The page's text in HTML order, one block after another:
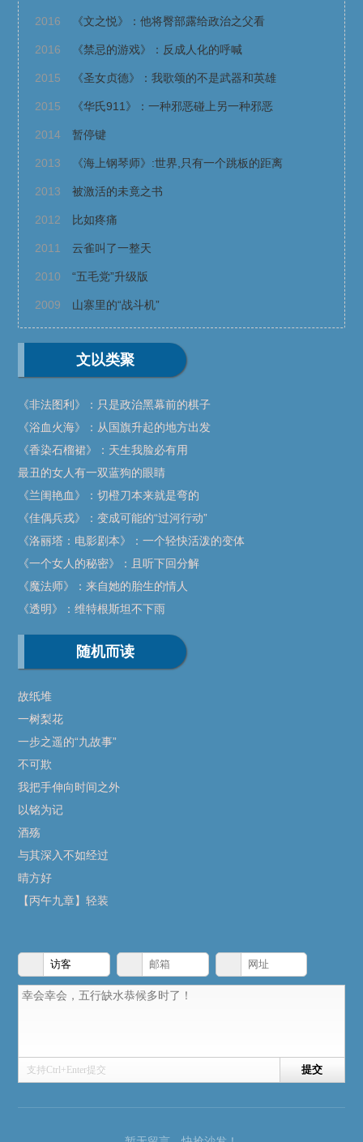
2016 《文之悦》：他将臀部露给政治之父看
2016 《禁忌的游戏》：反成人化的呼喊
2015 《圣女贞德》：我歌颂的不是武器和英雄
2015 《华氏911》：一种邪恶碰上另一种邪恶
2014 暂停键
2013 《海上钢琴师》:世界,只有一个跳板的距离
2013 被激活的未竟之书
2012 比如疼痛
2011 云雀叫了一整天
2010 “五毛党”升级版
2009 山寨里的“战斗机”
文以类聚
《非法图利》：只是政治黑幕前的棋子
《浴血火海》：从国旗升起的地方出发
《香染石榴裙》：天生我脸必有用
最丑的女人有一双蓝狗的眼睛
《兰闺艳血》：切橙刀本来就是弯的
《佳偶兵戎》：变成可能的“过河行动”
《洛丽塔：电影剧本》：一个轻快活泼的变体
《一个女人的秘密》：且听下回分解
《魔法师》：来自她的胎生的情人
《透明》：维特根斯坦不下雨
随机而读
故纸堆
一树梨花
一步之遥的“九故事”
不可欺
我把手伸向时间之外
以铭为记
酒殇
与其深入不如经过
晴方好
【丙午九章】轻装
支持Ctrl+Enter提交